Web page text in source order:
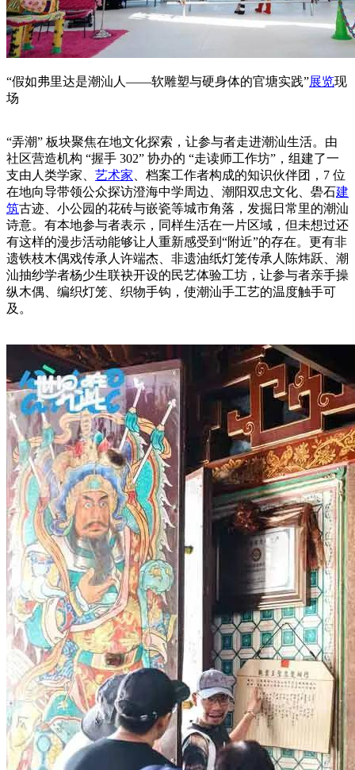
“假如弗里达是潮汕人——软雕塑与硬身体的官塘实践”展览现
场
“弄潮” 板块聚焦在地文化探索，让参与者走进潮汕生活。由
社区营造机构 “握手 302” 协办的 “走读师工作坊”，组建了一
支由人类学家、 艺术家 、档案工作者构成的知识伙伴团，7 位
在地向导带领公众探访澄海中学周边、潮阳双忠文化、礐石建
筑古迹、小公园的花砖与嵌瓷等城市角落，发掘日常里的潮汕
诗意。有本地参与者表示，同样生活在一片区域，但未想过还
有这样的漫步活动能够让人重新感受到“附近”的存在。更有非
遗铁枝木偶戏传承人许端杰、非遗油纸灯笼传承人陈炜跃、潮
汕抽纱学者杨少生联袂开设的民艺体验工坊，让参与者亲手操
纵木偶、编织灯笼、织物手钩，使潮汕手工艺的温度触手可
及。